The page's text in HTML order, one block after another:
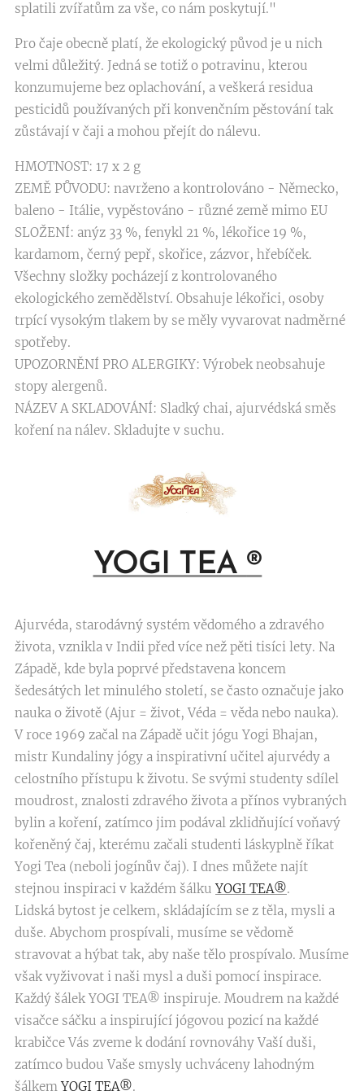
splatili zvířatům za vše, co nám poskytují."
Pro čaje obecně platí, že ekologický původ je u nich
velmi důležitý. Jedná se totiž o potravinu, kterou
konzumujeme bez oplachování, a veškerá residua
pesticidů používaných při konvenčním pěstování tak
zůstávají v čaji a mohou přejít do nálevu.
HMOTNOST: 17 x 2 g
ZEMĚ PŮVODU: navrženo a kontrolováno - Německo,
baleno - Itálie, vypěstováno - různé země mimo EU
SLOŽENÍ: anýz 33 %, fenykl 21 %, lékořice 19 %,
kardamom, černý pepř, skořice, zázvor, hřebíček.
Všechny složky pocházejí z kontrolovaného
ekologického zemědělství. Obsahuje lékořici, osoby
trpící vysokým tlakem by se měly vyvarovat nadměrné
spotřeby.
UPOZORNĚNÍ PRO ALERGIKY: Výrobek neobsahuje
stopy alergenů.
NÁZEV A SKLADOVÁNÍ: Sladký chai, ajurvédská směs
koření na nálev. Skladujte v suchu.
YOGI TEA ®
Ajurvéda, starodávný systém vědomého a zdravého
života, vznikla v Indii před více než pěti tisíci lety. Na
Západě, kde byla poprvé představena koncem
šedesátých let minulého století, se často označuje jako
nauka o životě (Ajur = život, Véda = věda nebo nauka).
V roce 1969 začal na Západě učit jógu Yogi Bhajan,
mistr Kundaliny jógy a inspirativní učitel ajurvédy a
celostního přístupu k životu. Se svými studenty sdílel
moudrost, znalosti zdravého života a přínos vybraných
bylin a koření, zatímco jim podával zklidňující voňavý
kořeněný čaj, kterému začali studenti láskyplně říkat
Yogi Tea (neboli jogínův čaj). I dnes můžete najít
stejnou inspiraci v každém šálkuYOGI TEA®.
Lidská bytost je celkem, skládajícím se z těla, mysli a
duše. Abychom prospívali, musíme se vědomě
stravovat a hýbat tak, aby naše tělo prospívalo. Musíme
však vyživovat i naši mysl a duši pomocí inspirace.
Každý šálek YOGI TEA® inspiruje. Moudrem na každé
visačce sáčku a inspirující jógovou pozicí na každé
krabičce Vás zveme k dodání rovnováhy Vaší duši,
zatímco budou Vaše smysly uchváceny lahodným
šálkemYOGI TEA®.